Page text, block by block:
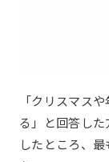
「クリスマス
る」と回答し
したところ、